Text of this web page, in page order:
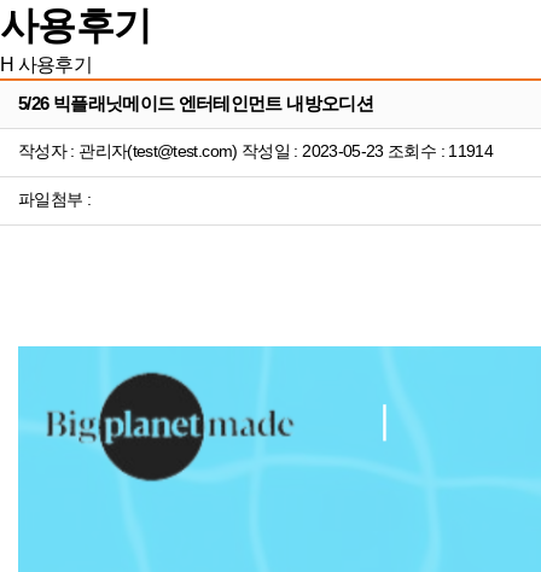
사용후기
H 사용후기
5/26 빅플래닛메이드 엔터테인먼트 내방오디션
작성자 : 관리자(test@test.com) 작성일 : 2023-05-23 조회수 : 11914
파일첨부 :